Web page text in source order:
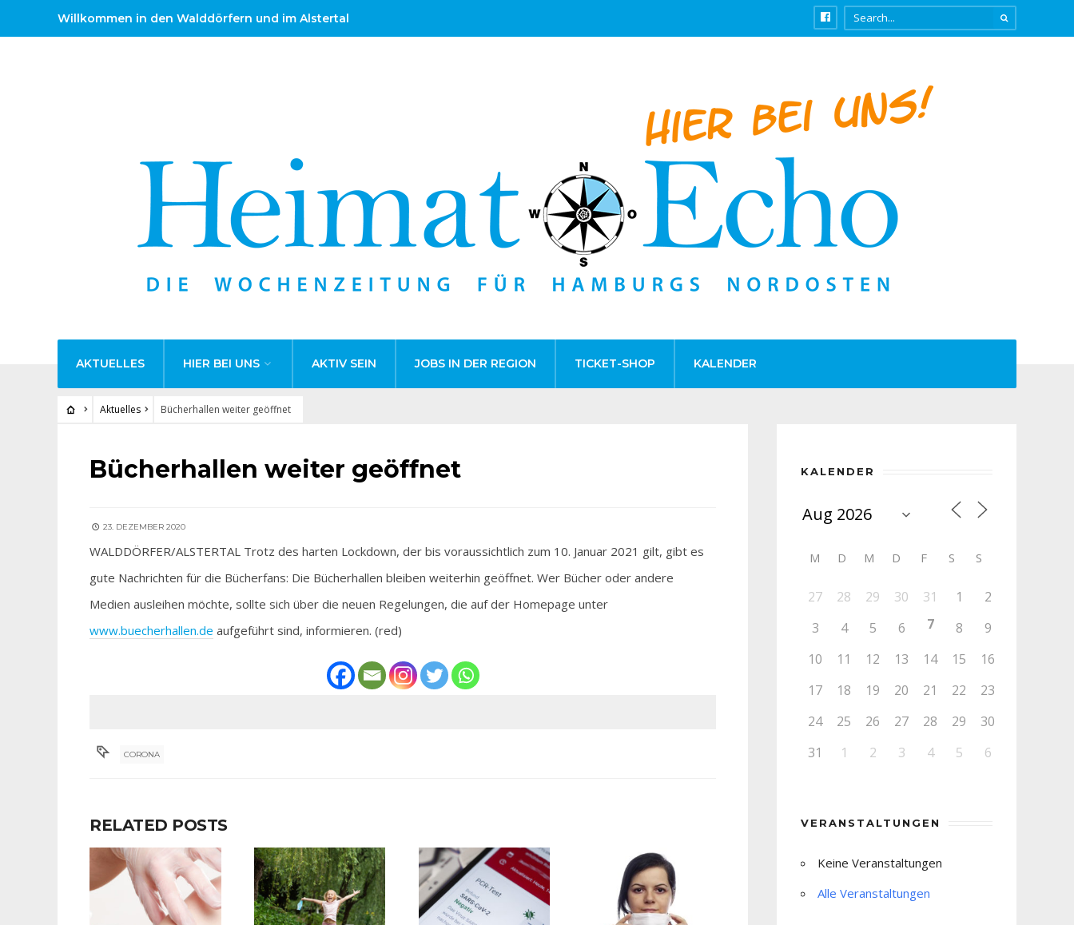
Willkommen in den Walddörfern und im Alstertal
AKTUELLES HIER BEI UNS AKTIV SEIN JOBS IN DER REGION TICKET-SHOP KALENDER
Aktuelles Bücherhallen weiter geöffnet
AKTUELLES
Bücherhallen weiter geöffnet
23. DEZEMBER 2020
WALDDÖRFER/ALSTERTAL Trotz des harten Lockdown, der bis voraussichtlich zum 10. Januar 2021 gilt, gibt es
gute Nachrichten für die Bücherfans: Die Bücherhallen bleiben weiterhin geöffnet. Wer Bücher oder andere
Medien ausleihen möchte, sollte sich über die neuen Regelungen, die auf der Homepage unter
www.buecherhallen.de aufgeführt sind, informieren. (red)
CORONA
RELATED POSTS
KALENDER
M D M D F S S
27 28 29 30 31 1
2
3
4 5 6 7 8
9
10
11 12 13 14 15
16
17
18 19 20 21 22
23
24
25 26 27 28 29
30
31
1 2 3 4 5 6
VERANSTALTUNGEN
Keine Veranstaltungen
Alle Veranstaltungen